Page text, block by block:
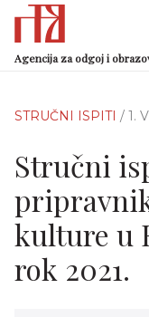
Agencija za odgoj i
STRUČNI ISPITI / 1.
Stručni
kulture u
rok 2021.